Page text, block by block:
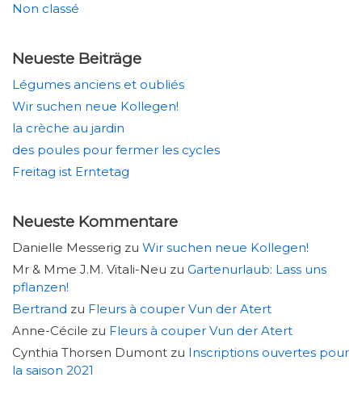
Non classé
Neueste Beiträge
Légumes anciens et oubliés
Wir suchen neue Kollegen!
la crèche au jardin
des poules pour fermer les cycles
Freitag ist Erntetag
Neueste Kommentare
Danielle Messerig zu Wir suchen neue Kollegen!
Mr & Mme J.M. Vitali-Neu zu Gartenurlaub: Lass uns
pflanzen!
Bertrand zu Fleurs à couper Vun der Atert
Anne-Cécile zu Fleurs à couper Vun der Atert
Cynthia Thorsen Dumont zu Inscriptions ouvertes pour
la saison 2021